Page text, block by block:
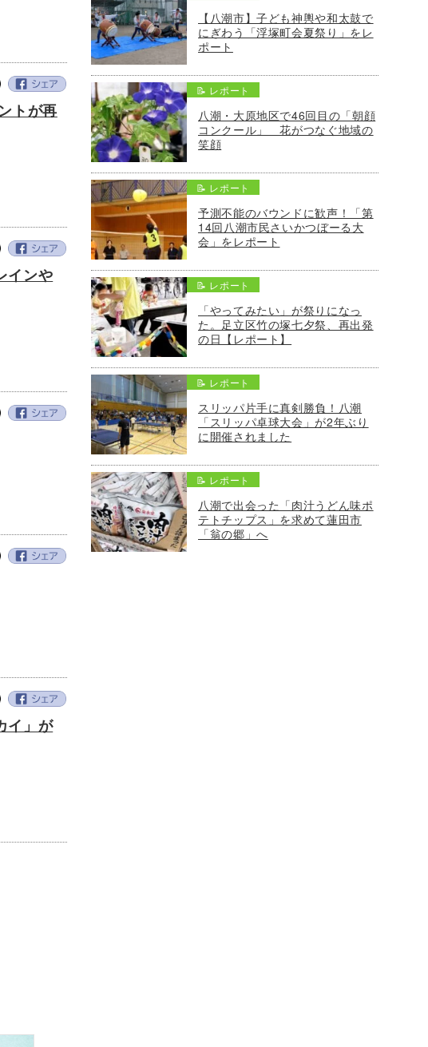
トが再
インや
イ」が
【八潮市】子ども神輿や和太鼓で
にぎわう「浮塚町会夏祭り」をレ
ポート
📝 レポート
八潮・大原地区で46回目の「朝顔
コンクール」 花がつなぐ地域の
笑顔
📝 レポート
予測不能のバウンドに歓声！「第
14回八潮市民さいかつぼーる大
会」をレポート
📝 レポート
「やってみたい」が祭りになっ
た。足立区竹の塚七夕祭、再出発
の日【レポート】
📝 レポート
スリッパ片手に真剣勝負！八潮
「スリッパ卓球大会」が2年ぶり
に開催されました
📝 レポート
八潮で出会った「肉汁うどん味ポ
テトチップス」を求めて蓮田市
「翁の郷」へ